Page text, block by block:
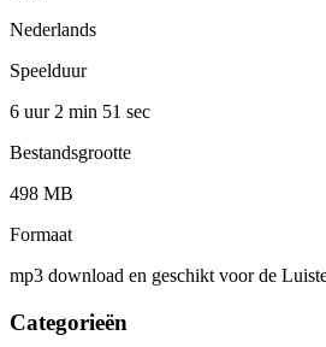
Nederlands
Speelduur
6 uur 2 min 51 sec
Bestandsgrootte
498 MB
Formaat
mp3 download en geschikt voor de
Categorieën